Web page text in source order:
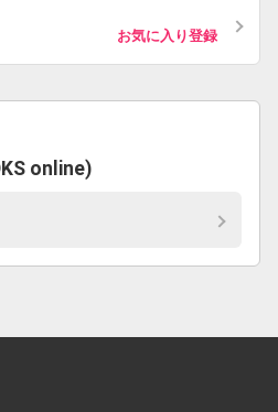
お気に入り登録
online)